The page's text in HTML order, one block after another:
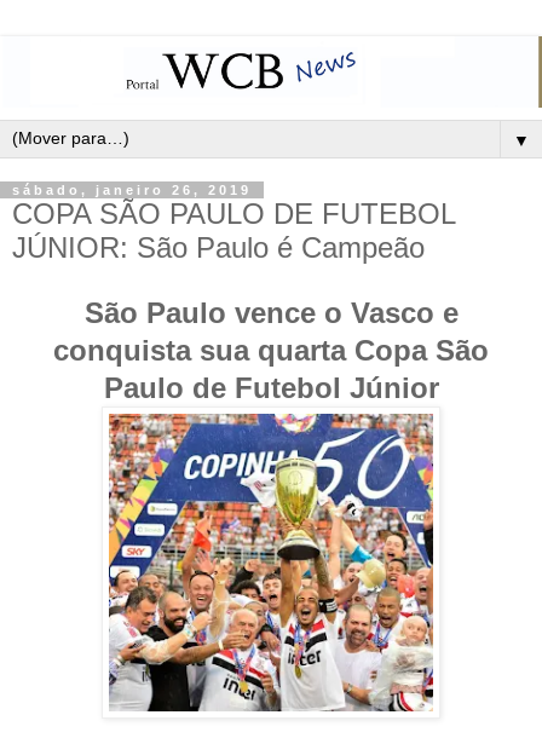
▼
sábado, janeiro 26, 2019
COPA SÃO PAULO DE FUTEBOL
JÚNIOR: São Paulo é Campeão
São Paulo vence o Vasco e
conquista sua quarta Copa São
Paulo de Futebol Júnior